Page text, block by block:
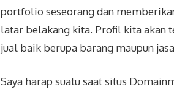
portfolio seseorang dan
latar belakang kita. Profil kita akan
jual baik berupa barang maupun
Saya harap suatu saat situs